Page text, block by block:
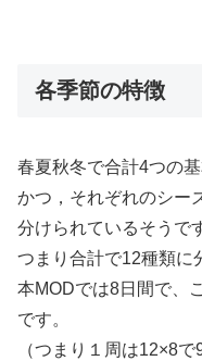
各季節の特徴
春夏秋冬で合計4つの
かつ，それぞれのシー
分けられているそうで
つまり合計で12種類に
本MODでは8日間で、
です。
（つまり１周は12×8で